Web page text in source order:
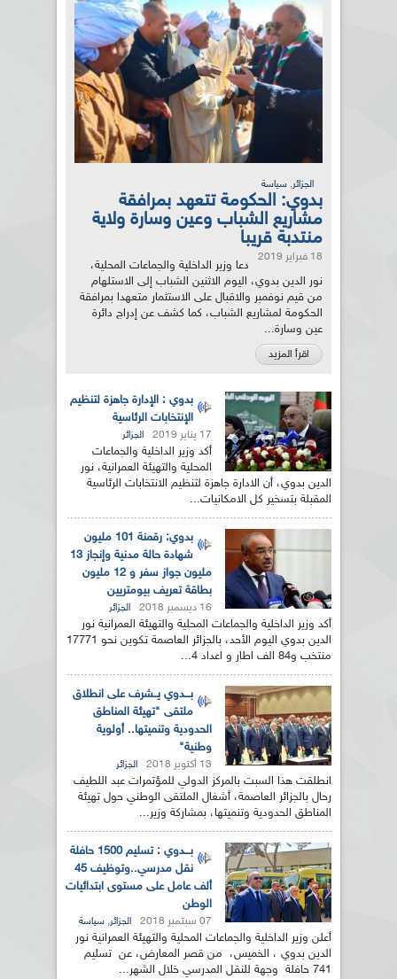
الجزائر, سياسة
بدوي: الحكومة تتعهد بمرافقة
مشاريع الشباب وعين وسارة ولاية
منتدبة قريبا
18 فبراير 2019
دعا وزير الداخلية والجماعات المحلية،
نور الدين بدوي، اليوم الاثنين الشباب إلى الاستلهام
من قيم نوفمبر والاقبال على الاستثمار متعهدا بمرافقة
الحكومة لمشاريع الشباب، كما كشف عن إدراج دائرة
عين وسارة...
اقرأ المزيد
بدوي : الإدارة جاهزة لتنظيم
الإنتخابات الرئاسية
17 يناير 2019 الجزائر
أكد وزير الداخلية والجماعات
المحلية والتهيئة العمرانية، نور
الدين بدوي، أن الادارة جاهزة لتنظيم الانتخابات الرئاسية
المقبلة بتسخير كل الامكانيات...
بدوي: رقمنة 101 مليون
شهادة حالة مدنية وإنجاز 13
مليون جواز سفر و 12 مليون
بطاقة تعريف بيومتريين
16 ديسمبر 2018 الجزائر
أكد وزير الداخلية والجماعات المحلية والتهيئة العمرانية نور
الدين بدوي اليوم الأحد، بالجزائر العاصمة تكوين نحو 17771
منتخب و84 الف اطار و اعداد 4...
بـــدوي يــشرف على انطلاق
ملتقى "تهيئة المناطق
الحدودية وتنميتها.. أولوية
وطنية"
13 أكتوبر 2018 الجزائر
انطلقت هذا السبت بالمركز الدولي للمؤتمرات عبد اللطيف
رحال بالجزائر العاصمة، أشغال الملتقى الوطني حول تهيئة
المناطق الحدودية وتنميتها، بمشاركة وزير...
بـــدوي : تسليم 1500 حافلة
نقل مدرسي..وتوظيف 45
ألف عامل على مستوى ابتدائيات
الوطن
07 سبتمبر 2018 الجزائر, سياسة
أعلن وزير الداخلية والجماعات المحلية والتهيئة العمرانية نور
الدين بدوي ، الخميس، من قصر المعارض، عن تسليم
741 حافلة وجهة للنقل المدرسي خلال الشهر...